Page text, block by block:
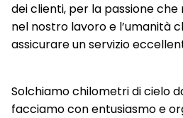
dei clienti, per la passione
nel nostro lavoro e l’umanità
assicurare un servizio
Solchiamo chilometri di cielo
facciamo con entusiasmo e